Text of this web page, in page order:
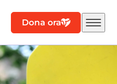
Dona ora